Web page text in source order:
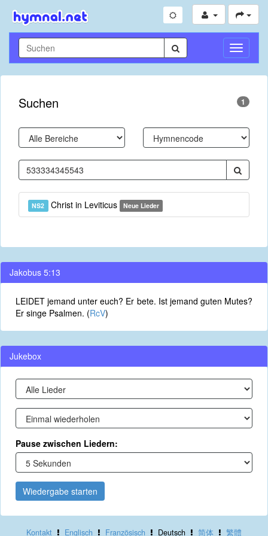
Suchen 1
NS2 Christ in Leviticus Neue Lieder
Jakobus 5:13
LEIDET jemand unter euch? Er bete. Ist jemand guten Mutes?
Er singe Psalmen. (RcV)
Jukebox
Pause zwischen Liedern:
Wiedergabe starten
Kontakt Englisch Französisch Deutsch 简体 繁體